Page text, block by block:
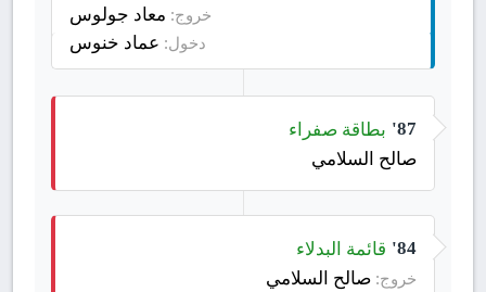
خروج: معاد جولوس
دخول: عماد خنوس
87' بطاقة صفراء
صالح السلامي
84' قائمة البدلاء
خروج: صالح السلامي